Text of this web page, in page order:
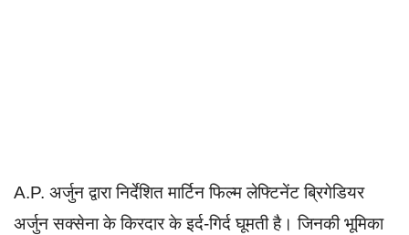
A.P. अर्जुन द्वारा निर्देशित मार्टिन फिल्म लेफ्टिनेंट ब्रिगेडियर
अर्जुन सक्सेना के किरदार के इर्द-गिर्द घूमती है। जिनकी भूमिका